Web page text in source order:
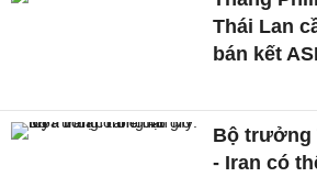
Thái Lan
bán kết
Bộ trưởng
- Iran có